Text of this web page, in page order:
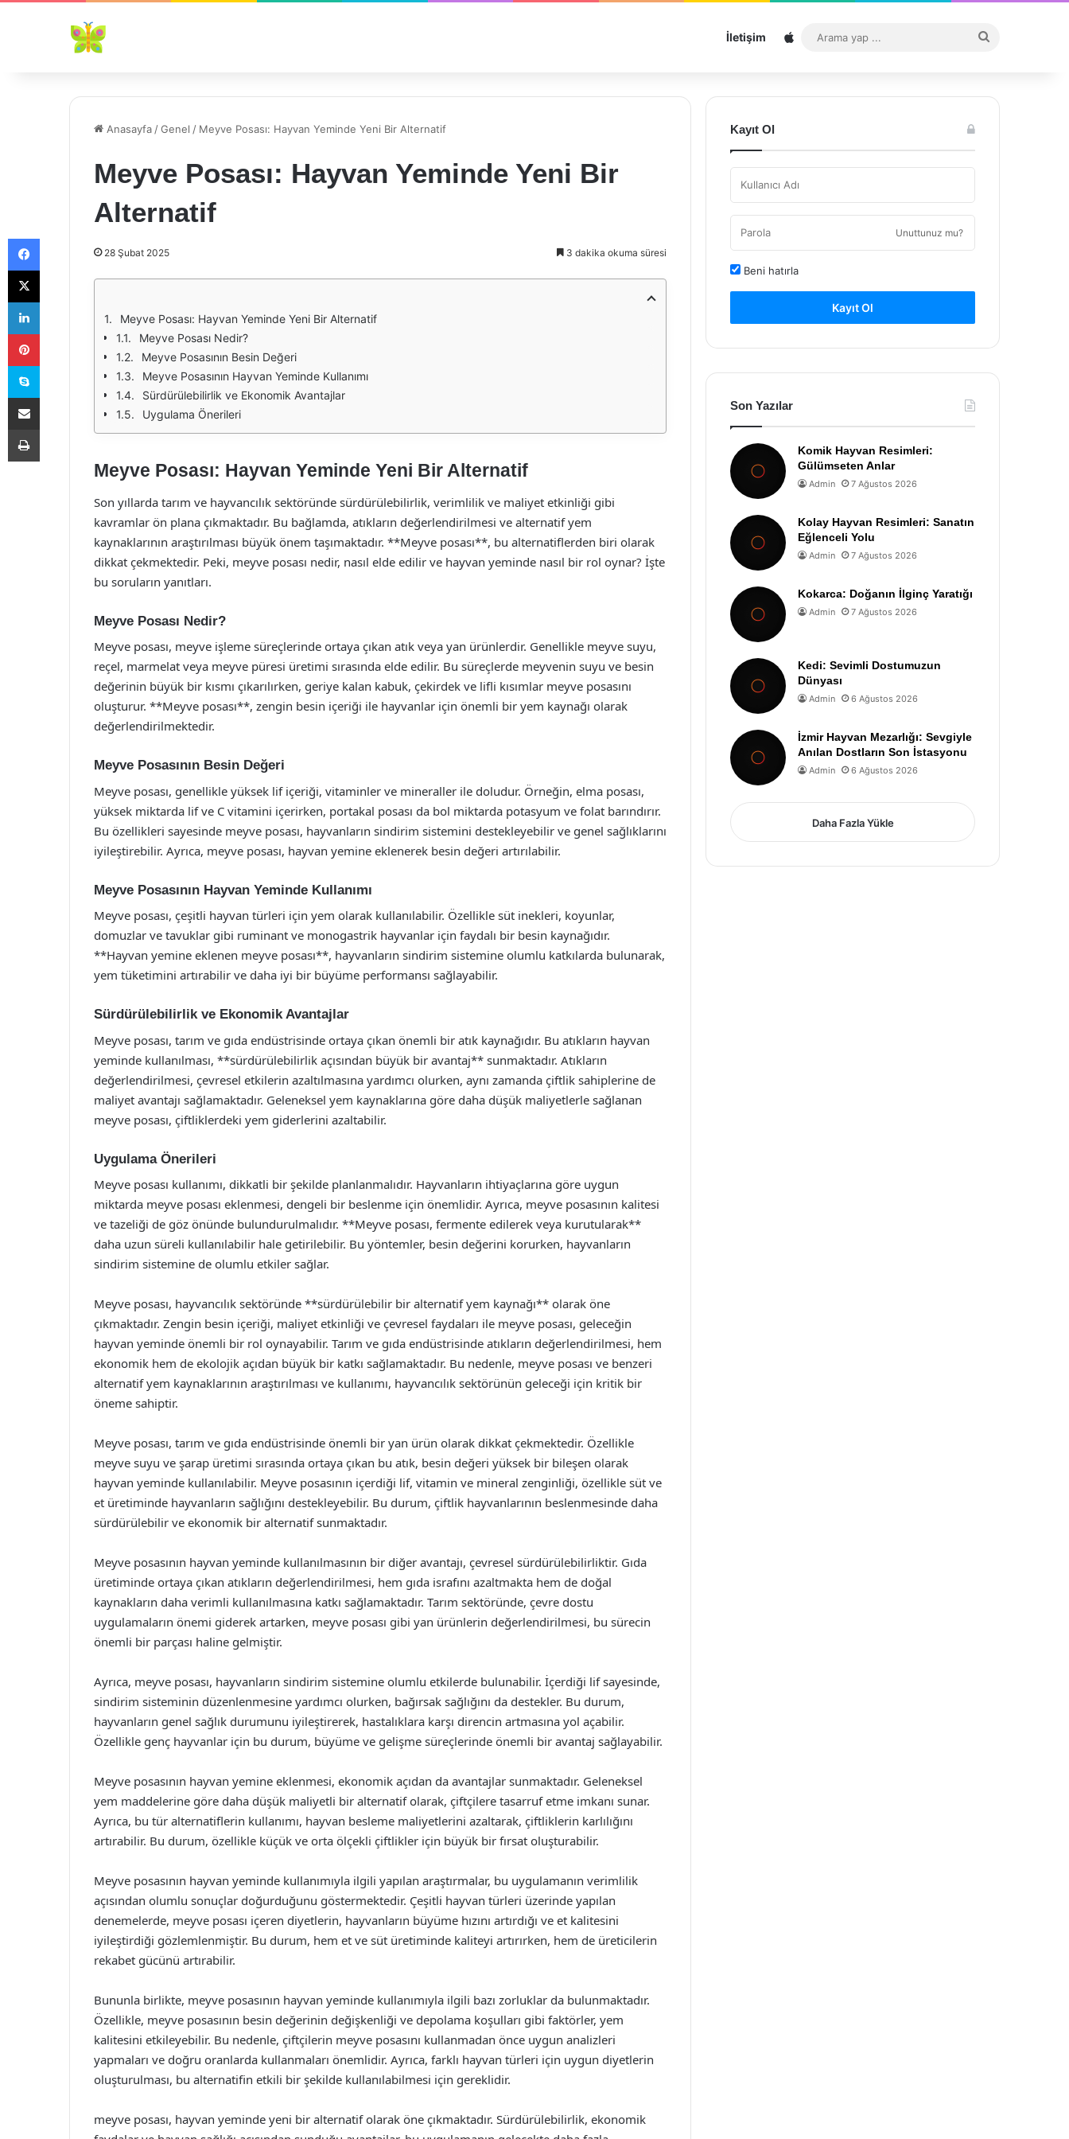
İletişim Sitemap
...
Anasayfa /Genel / Meyve Posası: Hayvan Yeminde Yeni Bir Alternatif
Meyve Posası: Hayvan Yeminde Yeni Bir
Alternatif
28 Şubat 2025 3 dakika okuma süresi
Meyve Posası: Hayvan Yeminde Yeni Bir Alternatif
Meyve Posası Nedir?
Meyve Posasının Besin Değeri
Meyve Posasının Hayvan Yeminde Kullanımı
Sürdürülebilirlik ve Ekonomik Avantajlar
Uygulama Önerileri
Meyve Posası: Hayvan Yeminde Yeni Bir Alternatif
Son yıllarda tarım ve hayvancılık sektöründe sürdürülebilirlik, verimlilik ve maliyet etkinliği gibi
kavramlar ön plana çıkmaktadır. Bu bağlamda, atıkların değerlendirilmesi ve alternatif yem
kaynaklarının araştırılması büyük önem taşımaktadır. **Meyve posası**, bu alternatiflerden biri olarak
dikkat çekmektedir. Peki, meyve posası nedir, nasıl elde edilir ve hayvan yeminde nasıl bir rol oynar? İşte
bu soruların yanıtları.
Meyve Posası Nedir?
Meyve posası, meyve işleme süreçlerinde ortaya çıkan atık veya yan ürünlerdir. Genellikle meyve suyu,
reçel, marmelat veya meyve püresi üretimi sırasında elde edilir. Bu süreçlerde meyvenin suyu ve besin
değerinin büyük bir kısmı çıkarılırken, geriye kalan kabuk, çekirdek ve lifli kısımlar meyve posasını
oluşturur. **Meyve posası**, zengin besin içeriği ile hayvanlar için önemli bir yem kaynağı olarak
değerlendirilmektedir.
Meyve Posasının Besin Değeri
Meyve posası, genellikle yüksek lif içeriği, vitaminler ve mineraller ile doludur. Örneğin, elma posası,
yüksek miktarda lif ve C vitamini içerirken, portakal posası da bol miktarda potasyum ve folat barındırır.
Bu özellikleri sayesinde meyve posası, hayvanların sindirim sistemini destekleyebilir ve genel sağlıklarını
iyileştirebilir. Ayrıca, meyve posası, hayvan yemine eklenerek besin değeri artırılabilir.
Meyve Posasının Hayvan Yeminde Kullanımı
Meyve posası, çeşitli hayvan türleri için yem olarak kullanılabilir. Özellikle süt inekleri, koyunlar,
domuzlar ve tavuklar gibi ruminant ve monogastrik hayvanlar için faydalı bir besin kaynağıdır.
**Hayvan yemine eklenen meyve posası**, hayvanların sindirim sistemine olumlu katkılarda bulunarak,
yem tüketimini artırabilir ve daha iyi bir büyüme performansı sağlayabilir.
Sürdürülebilirlik ve Ekonomik Avantajlar
Meyve posası, tarım ve gıda endüstrisinde ortaya çıkan önemli bir atık kaynağıdır. Bu atıkların hayvan
yeminde kullanılması, **sürdürülebilirlik açısından büyük bir avantaj** sunmaktadır. Atıkların
değerlendirilmesi, çevresel etkilerin azaltılmasına yardımcı olurken, aynı zamanda çiftlik sahiplerine de
maliyet avantajı sağlamaktadır. Geleneksel yem kaynaklarına göre daha düşük maliyetlerle sağlanan
meyve posası, çiftliklerdeki yem giderlerini azaltabilir.
Uygulama Önerileri
Meyve posası kullanımı, dikkatli bir şekilde planlanmalıdır. Hayvanların ihtiyaçlarına göre uygun
miktarda meyve posası eklenmesi, dengeli bir beslenme için önemlidir. Ayrıca, meyve posasının kalitesi
ve tazeliği de göz önünde bulundurulmalıdır. **Meyve posası, fermente edilerek veya kurutularak**
daha uzun süreli kullanılabilir hale getirilebilir. Bu yöntemler, besin değerini korurken, hayvanların
sindirim sistemine de olumlu etkiler sağlar.
Meyve posası, hayvancılık sektöründe **sürdürülebilir bir alternatif yem kaynağı** olarak öne
çıkmaktadır. Zengin besin içeriği, maliyet etkinliği ve çevresel faydaları ile meyve posası, geleceğin
hayvan yeminde önemli bir rol oynayabilir. Tarım ve gıda endüstrisinde atıkların değerlendirilmesi, hem
ekonomik hem de ekolojik açıdan büyük bir katkı sağlamaktadır. Bu nedenle, meyve posası ve benzeri
alternatif yem kaynaklarının araştırılması ve kullanımı, hayvancılık sektörünün geleceği için kritik bir
öneme sahiptir.
Meyve posası, tarım ve gıda endüstrisinde önemli bir yan ürün olarak dikkat çekmektedir. Özellikle
meyve suyu ve şarap üretimi sırasında ortaya çıkan bu atık, besin değeri yüksek bir bileşen olarak
hayvan yeminde kullanılabilir. Meyve posasının içerdiği lif, vitamin ve mineral zenginliği, özellikle süt ve
et üretiminde hayvanların sağlığını destekleyebilir. Bu durum, çiftlik hayvanlarının beslenmesinde daha
sürdürülebilir ve ekonomik bir alternatif sunmaktadır.
Meyve posasının hayvan yeminde kullanılmasının bir diğer avantajı, çevresel sürdürülebilirliktir. Gıda
üretiminde ortaya çıkan atıkların değerlendirilmesi, hem gıda israfını azaltmakta hem de doğal
kaynakların daha verimli kullanılmasına katkı sağlamaktadır. Tarım sektöründe, çevre dostu
uygulamaların önemi giderek artarken, meyve posası gibi yan ürünlerin değerlendirilmesi, bu sürecin
önemli bir parçası haline gelmiştir.
Ayrıca, meyve posası, hayvanların sindirim sistemine olumlu etkilerde bulunabilir. İçerdiği lif sayesinde,
sindirim sisteminin düzenlenmesine yardımcı olurken, bağırsak sağlığını da destekler. Bu durum,
hayvanların genel sağlık durumunu iyileştirerek, hastalıklara karşı direncin artmasına yol açabilir.
Özellikle genç hayvanlar için bu durum, büyüme ve gelişme süreçlerinde önemli bir avantaj sağlayabilir.
Meyve posasının hayvan yemine eklenmesi, ekonomik açıdan da avantajlar sunmaktadır. Geleneksel
yem maddelerine göre daha düşük maliyetli bir alternatif olarak, çiftçilere tasarruf etme imkanı sunar.
Ayrıca, bu tür alternatiflerin kullanımı, hayvan besleme maliyetlerini azaltarak, çiftliklerin karlılığını
artırabilir. Bu durum, özellikle küçük ve orta ölçekli çiftlikler için büyük bir fırsat oluşturabilir.
Meyve posasının hayvan yeminde kullanımıyla ilgili yapılan araştırmalar, bu uygulamanın verimlilik
açısından olumlu sonuçlar doğurduğunu göstermektedir. Çeşitli hayvan türleri üzerinde yapılan
denemelerde, meyve posası içeren diyetlerin, hayvanların büyüme hızını artırdığı ve et kalitesini
iyileştirdiği gözlemlenmiştir. Bu durum, hem et ve süt üretiminde kaliteyi artırırken, hem de üreticilerin
rekabet gücünü artırabilir.
Bununla birlikte, meyve posasının hayvan yeminde kullanımıyla ilgili bazı zorluklar da bulunmaktadır.
Özellikle, meyve posasının besin değerinin değişkenliği ve depolama koşulları gibi faktörler, yem
kalitesini etkileyebilir. Bu nedenle, çiftçilerin meyve posasını kullanmadan önce uygun analizleri
yapmaları ve doğru oranlarda kullanmaları önemlidir. Ayrıca, farklı hayvan türleri için uygun diyetlerin
oluşturulması, bu alternatifin etkili bir şekilde kullanılabilmesi için gereklidir.
meyve posası, hayvan yeminde yeni bir alternatif olarak öne çıkmaktadır. Sürdürülebilirlik, ekonomik
Kayıt Ol
Unuttunuz mu?
Beni hatırla
Kayıt Ol
Son Yazılar
Komik Hayvan Resimleri:
Gülümseten Anlar
Admin 7 Ağustos 2026
Kolay Hayvan Resimleri: Sanatın
Eğlenceli Yolu
Admin 7 Ağustos 2026
Kokarca: Doğanın İlginç Yaratığı
Admin 7 Ağustos 2026
Kedi: Sevimli Dostumuzun
Dünyası
Admin 6 Ağustos 2026
İzmir Hayvan Mezarlığı: Sevgiyle
Anılan Dostların Son İstasyonu
Admin 6 Ağustos 2026
Daha Fazla Yükle
Facebook
X
LinkedIn
Pinterest
Skype
E-Posta ile paylaş